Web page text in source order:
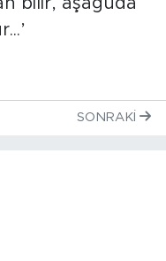
SONRAKI